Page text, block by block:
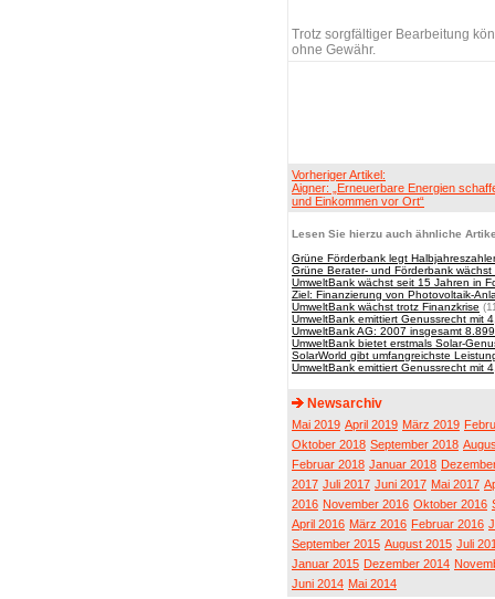
Trotz sorgfältiger Bearbeitung
ohne Gewähr.
Vorheriger Artikel:
Aigner: „Erneuerbare Energien
und Einkommen vor Ort“
Lesen Sie hierzu auch ähnliche
Grüne Förderbank legt
Grüne Berater- und Förderbank wächst
UmweltBank wächst seit 15 Jahren in
Ziel: Finanzierung von Photovoltaik-
UmweltBank wächst trotz Finanzkrise
UmweltBank emittiert Genussrecht mit
UmweltBank AG: 2007 insgesamt
UmweltBank bietet erstmals Solar-
SolarWorld gibt umfangreichste
UmweltBank emittiert Genussrecht mit
Newsarchiv
Mai 2019 April 2019 März 2019
Oktober 2018 September 2018
Februar 2018 Januar 2018
2017 Juli 2017 Juni 2017 Mai 2017
2016 November 2016 Oktober 2016
April 2016 März 2016 Februar 2016
September 2015 August 2015 Juli
Januar 2015 Dezember 2014
Juni 2014 Mai 2014